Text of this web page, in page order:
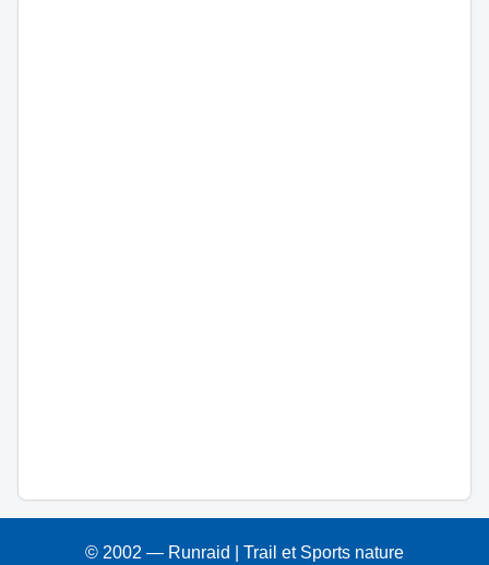
© 2002 — Runraid | Trail et Sports nature